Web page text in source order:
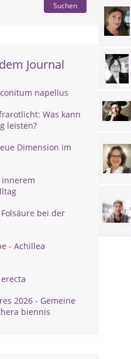
Suchen
Journal
napellus
Was kann
leisten?
Dimension im
innerem
bei der
- Achillea
2026 - Gemeine
biennis